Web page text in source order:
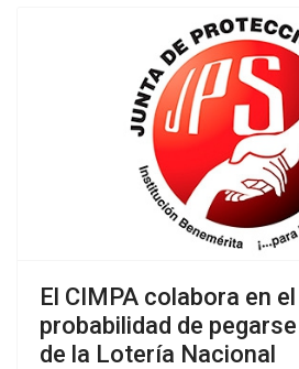
El CIMPA colabora en
probabilidad de
de la Lotería Nacional